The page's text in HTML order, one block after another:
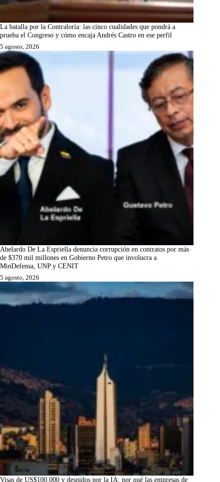
La batalla por la Contraloría: las cinco cualidades que pondrá a
prueba el Congreso y cómo encaja Andrés Castro en ese perfil
5 agosto, 2026
Abelardo De La Espriella denuncia corrupción en contratos por más
de $370 mil millones en Gobierno Petro que involucra a
MinDefensa, UNP y CENIT
5 agosto, 2026
Visas de US$100.000 y despidos por la IA: por qué las empresas de